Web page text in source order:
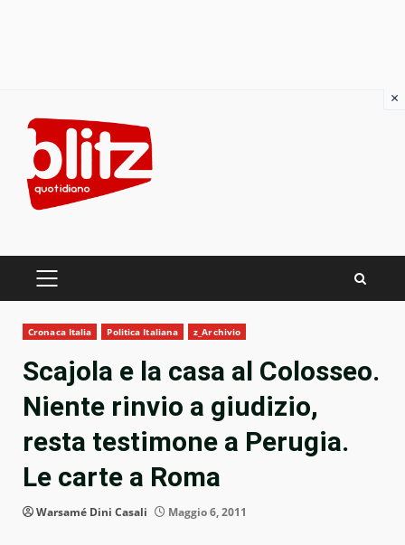
content
PRIMARY
Cronaca Italia Politica Italiana z_Archivio
Scajola e la casa al Colosseo.
Niente rinvio a giudizio,
resta testimone a Perugia.
Le carte a Roma
Warsamé Dini Casali Maggio 6, 2011
×